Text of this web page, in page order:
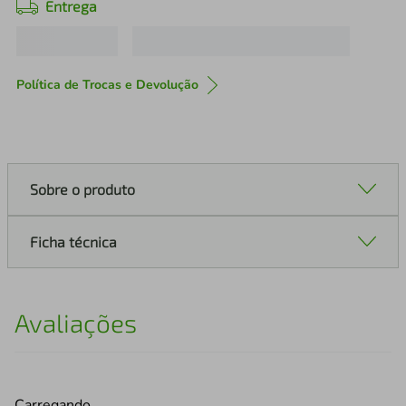
Entrega
Política de Trocas e Devolução
Sobre o produto
Ficha técnica
Avaliações